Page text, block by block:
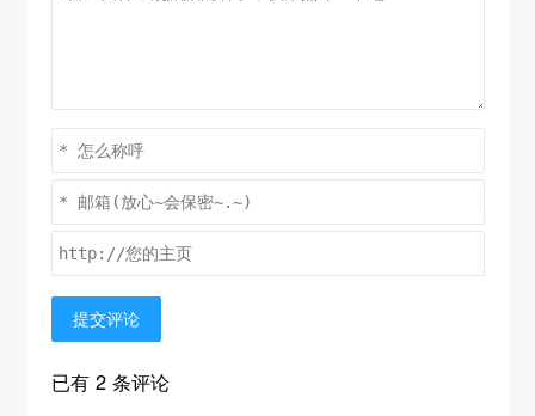
提交评论
已有 2 条评论